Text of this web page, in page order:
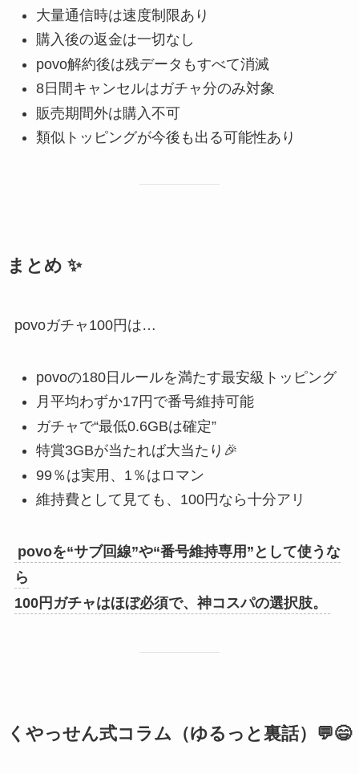
大量通信時は速度制限あり
購入後の返金は一切なし
povo解約後は残データもすべて消滅
8日間キャンセルはガチャ分のみ対象
販売期間外は購入不可
類似トッピングが今後も出る可能性あり
まとめ ✨
povoガチャ100円は…
povoの180日ルールを満たす最安級トッピング
月平均わずか17円で番号維持可能
ガチャで“最低0.6GBは確定”
特賞3GBが当たれば大当たり🎉
99％は実用、1％はロマン
維持費として見ても、100円なら十分アリ
povoを“サブ回線”や“番号維持専用”として使うな
ら
100円ガチャはほぼ必須で、神コスパの選択肢。
くやっせん式コラム（ゆるっと裏話）💬😄